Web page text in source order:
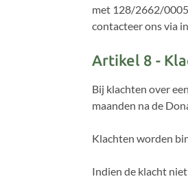
met 128/2662/
contacteer ons via
Artikel 8 -
Bij klachten over
maanden na de
Klachten worden
Indien de klacht